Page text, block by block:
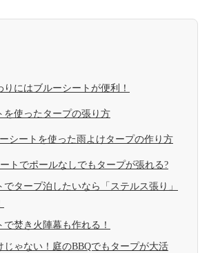
りにはブルーシートが便利！
を使ったタープの張り方
シートを使った雨よけタープの作り方
トでポールなしでもタープが張れる?
でタープ泊したいなら「ステルス張り」
で焚き火陣幕も作れる！
じゃない！庭のBBQでもタープが大活